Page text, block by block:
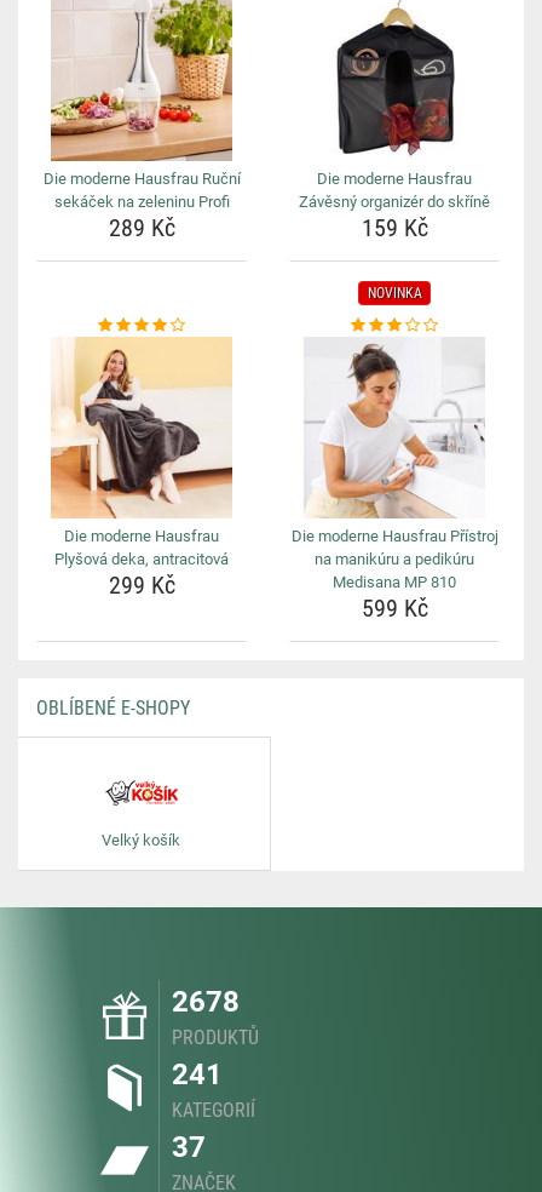
Die moderne Hausfrau Ruční
sekáček na zeleninu Profi
289 Kč
Die moderne Hausfrau
Závěsný organizér do skříně
159 Kč
Die moderne Hausfrau
Plyšová deka, antracitová
299 Kč
NOVINKA
Die moderne Hausfrau Přístroj
na manikúru a pedikúru
Medisana MP 810
599 Kč
OBLÍBENÉ E-SHOPY
Velký košík
2678
PRODUKTŮ
241
KATEGORIÍ
37
ZNAČEK